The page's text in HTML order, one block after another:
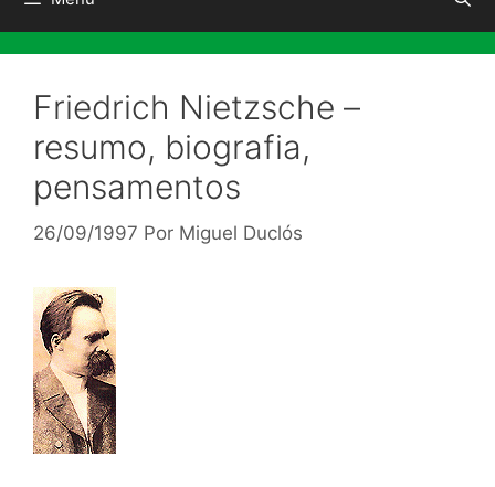
Friedrich Nietzsche –
resumo, biografia,
pensamentos
26/09/1997 Por Miguel Duclós